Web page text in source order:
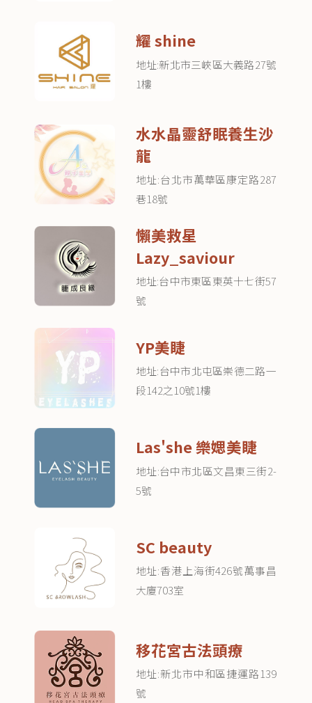
耀 shine
地址:新北市三峽區大義路27號
1樓
水水晶靈舒眠養生沙
龍
地址:台北市萬華區康定路287
巷18號
懶美救星
Lazy_saviour
地址:台中市東區東英十七街57
號
YP美睫
地址:台中市北屯區崇德二路一
段142之10號1樓
Las'she 樂媤美睫
地址:台中市北區文昌東三街2-
5號
SC beauty
地址:香港上海街426號萬事昌
大廈703室
移花宮古法頭療
地址:新北市中和區捷運路139
號